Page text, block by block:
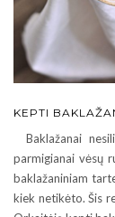
KEPTI
Baklažanai
parmigianai vėsų
baklažaniniam
kiek netikėto. Šis